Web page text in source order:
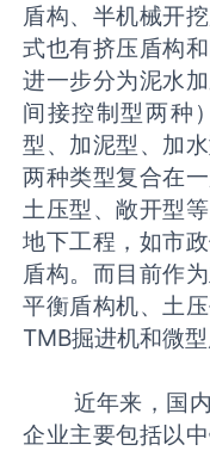
盾构、半机械开
式也有挤压盾构
进一步分为泥水
间接控制型两种
型、加泥型、加
两种类型复合在
土压型、敞开型
地下工程，如市
盾构。而目前作
平衡盾构机、土
TMB掘进机和微型
近年来，国内
企业主要包括以